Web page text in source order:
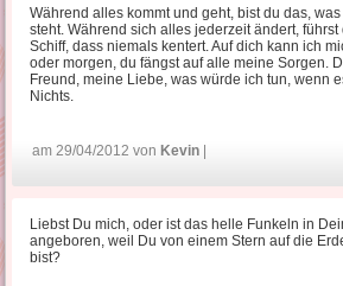
Während alles kommt und geht, bist du das,
steht. Während sich alles jederzeit ändert, führst
Schiff, dass niemals kentert. Auf dich kann ich
oder morgen, du fängst auf alle meine Sorgen.
Freund, meine Liebe, was würde ich tun, wenn
Nichts.
am 29/04/2012 von Kevin
Liebst Du mich, oder ist das helle Funkeln in
angeboren, weil Du von einem Stern auf die
bist?